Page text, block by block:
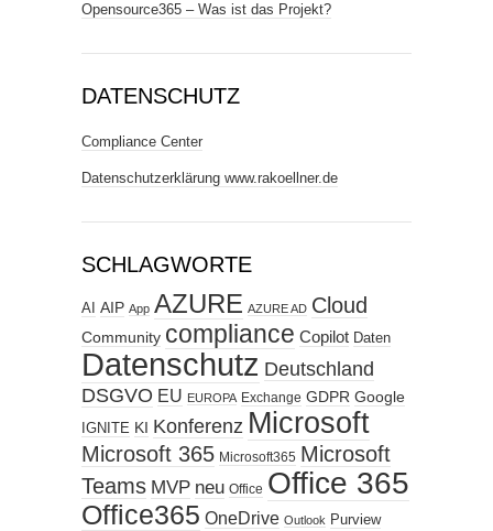
Opensource365 – Was ist das Projekt?
DATENSCHUTZ
Compliance Center
Datenschutzerklärung www.rakoellner.de
SCHLAGWORTE
AI AIP App AZURE AZURE AD Cloud
Community compliance Copilot Daten
Datenschutz Deutschland
DSGVO EU EUROPA Exchange GDPR Google
IGNITE KI Konferenz Microsoft
Microsoft 365 Microsoft365 Microsoft
Teams MVP neu Office Office 365
Office365 OneDrive Outlook Purview